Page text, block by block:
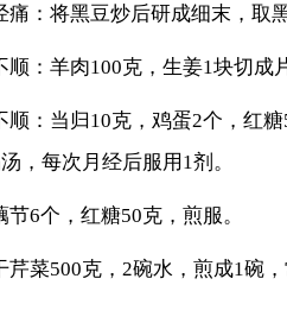
将黑豆炒后研成细末，取黑
羊肉100克，生姜1块切成
当归10克，鸡蛋2个，红糖
，每次月经后服用1剂。
6个，红糖50克，煎服。
500克，2碗水，煎成1碗，